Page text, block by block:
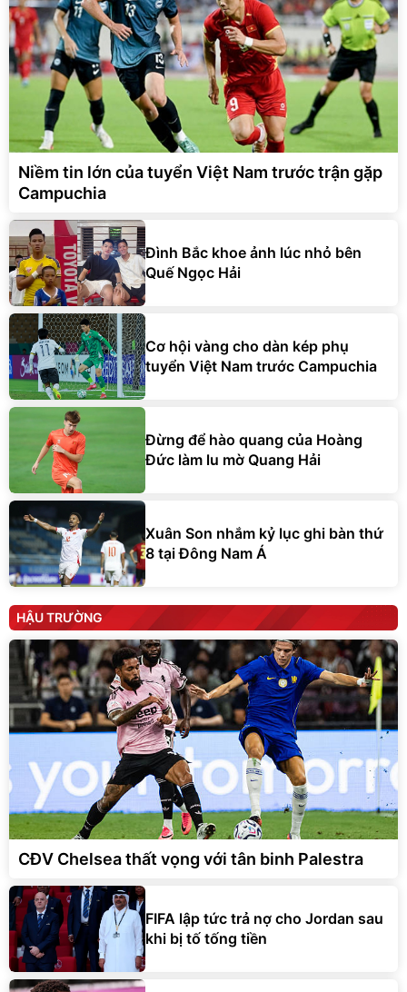
Niềm tin lớn của tuyển Việt Nam trước trận gặp
Campuchia
Đình Bắc khoe ảnh lúc nhỏ bên
Quế Ngọc Hải
Cơ hội vàng cho dàn kép phụ
tuyển Việt Nam trước Campuchia
Đừng để hào quang của Hoàng
Đức làm lu mờ Quang Hải
Xuân Son nhắm kỷ lục ghi bàn thứ
8 tại Đông Nam Á
HẬU TRƯỜNG
CĐV Chelsea thất vọng với tân binh Palestra
FIFA lập tức trả nợ cho Jordan sau
khi bị tố tống tiền